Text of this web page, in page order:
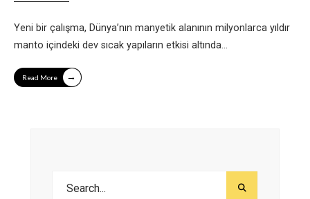
Yeni bir çalışma, Dünya’nın manyetik alanının milyonlarca yıldır
manto içindeki dev sıcak yapıların etkisi altında...
Read More →